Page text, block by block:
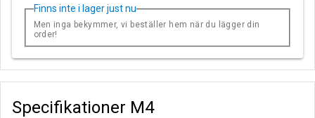
Finns inte i lager just nu
Men inga bekymmer, vi beställer hem när du lägger din
order!
Specifikationer M4